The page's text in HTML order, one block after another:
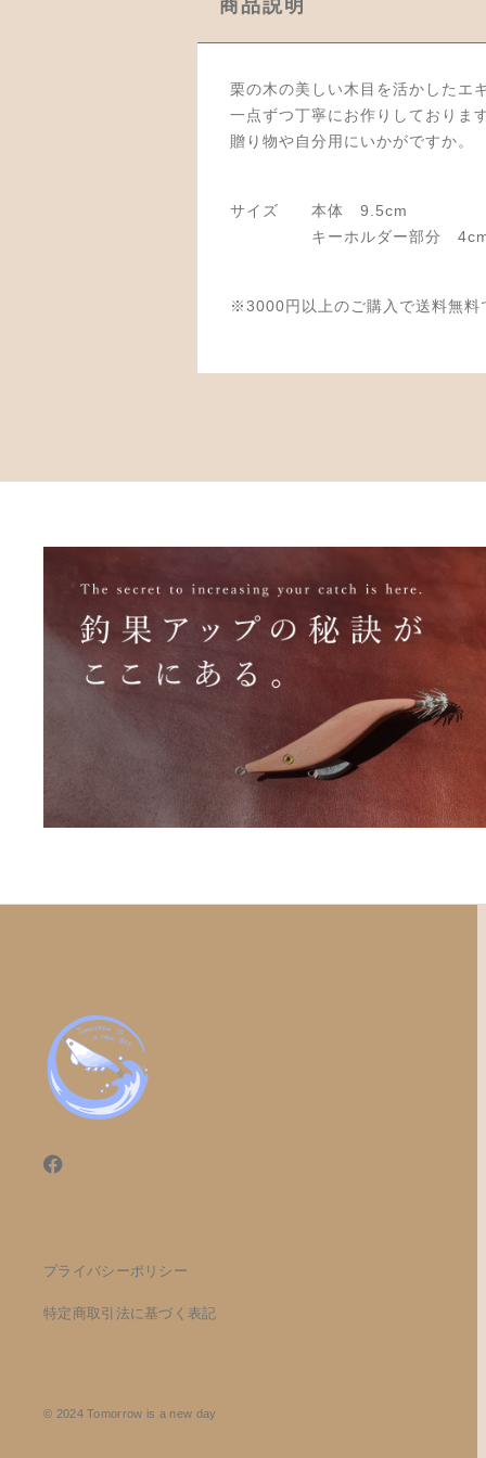
商品説明
栗の木の美しい木目を活かしたエ
一点ずつ丁寧にお作りしておりま
贈り物や自分用にいかがですか。
サイズ 本体 9.5cm
キーホルダー部分
※3000円以上のご購入で送料無料
プライバシーポリシー
特定商取引法に基づく表記
© 2024 Tomorrow is a new day